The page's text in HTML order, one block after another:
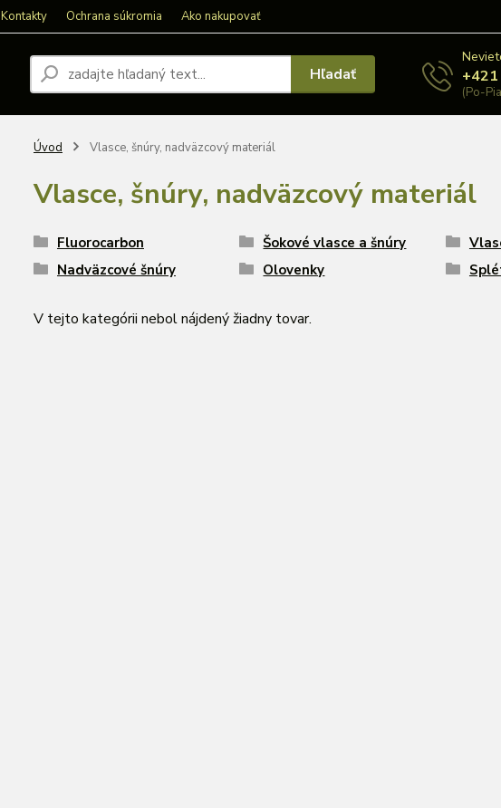
Kontakty Ochrana súkromia Ako nakupovať
Hľadať
(Po-
Úvod Vlasce, šnúry, nadväzcový materiál
Vlasce, šnúry, nadväzcový materiál
Fluorocarbon Šokové vlasce a šnúry
Nadväzcové šnúry
Olovenky
V tejto kategórii nebol nájdený žiadny tovar.